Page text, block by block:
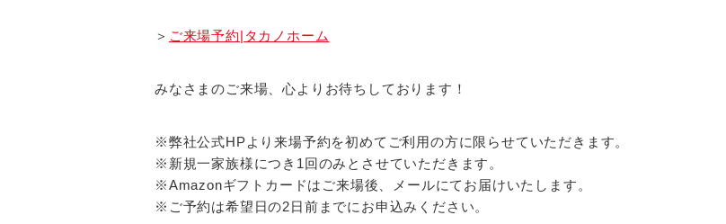
＞ ご来場予約|タカノホーム
みなさまのご来場、心よりお待ちしております！
※弊社公式HPより来場予約を初めてご利用の方に限らせていただきます。
※新規一家族様につき1回のみとさせていただきます。
※Amazonギフトカードはご来場後、メールにてお届けいたします。
※ご予約は希望日の2日前までにお申込みください。